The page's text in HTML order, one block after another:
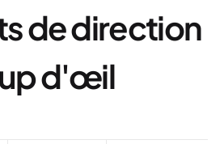
de direction
d'œil